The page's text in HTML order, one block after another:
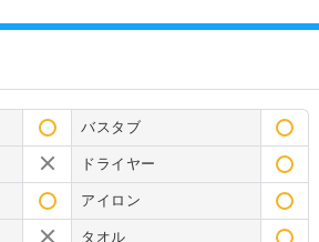
バスタブ
ドライヤー
アイロン
タオル